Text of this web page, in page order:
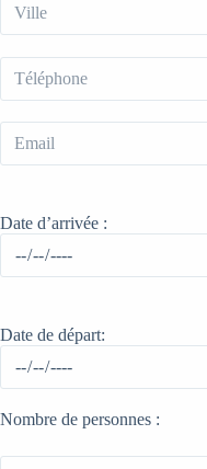
Date d’arrivée :
Date de départ:
Nombre de personnes :